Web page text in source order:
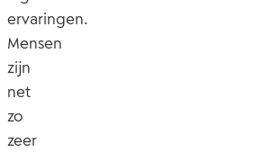
ervaringen.
Mensen
zijn
net
zo
zeer